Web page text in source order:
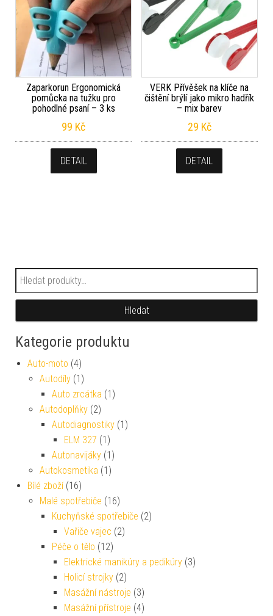
Zaparkorun Ergonomická
pomůcka na tužku pro
pohodlné psaní – 3 ks
99 Kč
DETAIL
VERK Přívěšek na klíče na
čištění brýlí jako mikro hadřík
– mix barev
29 Kč
DETAIL
Hledat:
Hledat
Kategorie produktu
Auto-moto (4)
Autodíly (1)
Auto zrcátka (1)
Autodoplňky (2)
Autodiagnostiky (1)
ELM 327 (1)
Autonavijáky (1)
Autokosmetika (1)
Bílé zboží (16)
Malé spotřebiče (16)
Kuchyňské spotřebiče (2)
Vařiče vajec (2)
Péče o tělo (12)
Elektrické manikúry a pedikúry (3)
Holicí strojky (2)
Masážní nástroje (3)
Masážní přístroje (4)